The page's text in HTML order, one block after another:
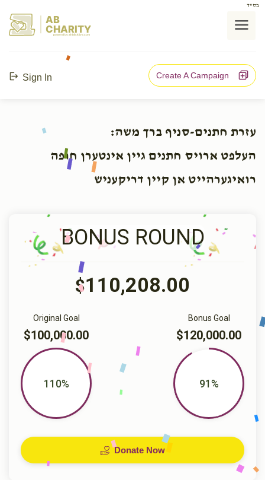
בס"ד
AB
CHARITY
powerd by ahblicklive.com
Sign In Create A Campaign
עזרת חתנים-סניף ברך משה:
העלפט ארויס חתנים גיין אינטערן חופה
רואיגערהייט אן קיין דריקעניש
BONUS ROUND
$110,208.00
Bonus Goal
$120,000.00
91%
Original Goal
$100,000.00
110%
Donate Now